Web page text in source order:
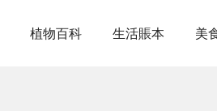
植物百科 生活賬本 美